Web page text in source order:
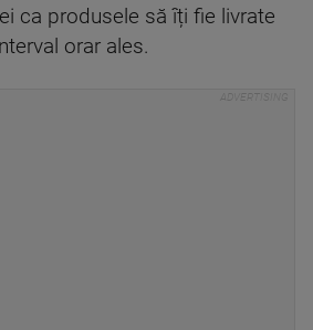
ca produsele să îți fie livrate
orar ales.